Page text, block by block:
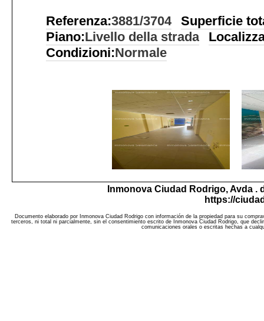
Referenza:3881/3704
Superficie
Piano:Livello della strada
Condizioni:Normale
Documento elaborado por Inmonova Ciudad Rodrigo con información de la propiedad para su
terceros, ni total ni parcialmente, sin el consentimiento escrito de Inmonova Ciudad Rodrigo, que
comunicaciones orales o escritas hechas a
Inmonova Ciudad Rodrigo,Avda .
https://